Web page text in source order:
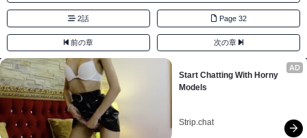
2話 Page 32
前の章 次の章
AD
Start Chatting With Horny
Models
Strip.chat